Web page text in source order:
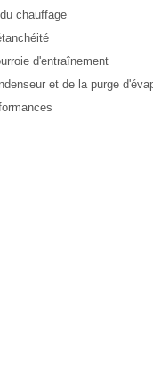
chauffage
d'entraînement
et de la purge